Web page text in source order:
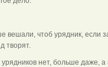
вешали, чтоб урядник, если
творят.
нет, больше даже, а